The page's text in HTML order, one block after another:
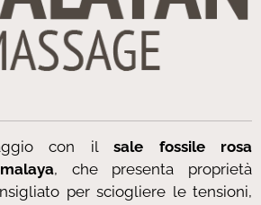
con il sale fossile rosa
, che presenta proprietà
per sciogliere le tensioni,